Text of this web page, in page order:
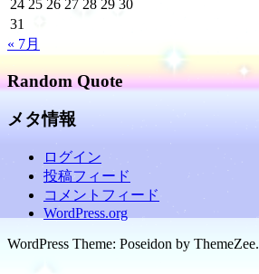
24 25 26 27 28 29 30
31
« 7月
Random Quote
メタ情報
ログイン
投稿フィード
コメントフィード
WordPress.org
WordPress Theme: Poseidon by ThemeZee.